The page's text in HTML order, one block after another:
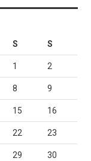
S S
1 2
8 9
15 16
22 23
29 30